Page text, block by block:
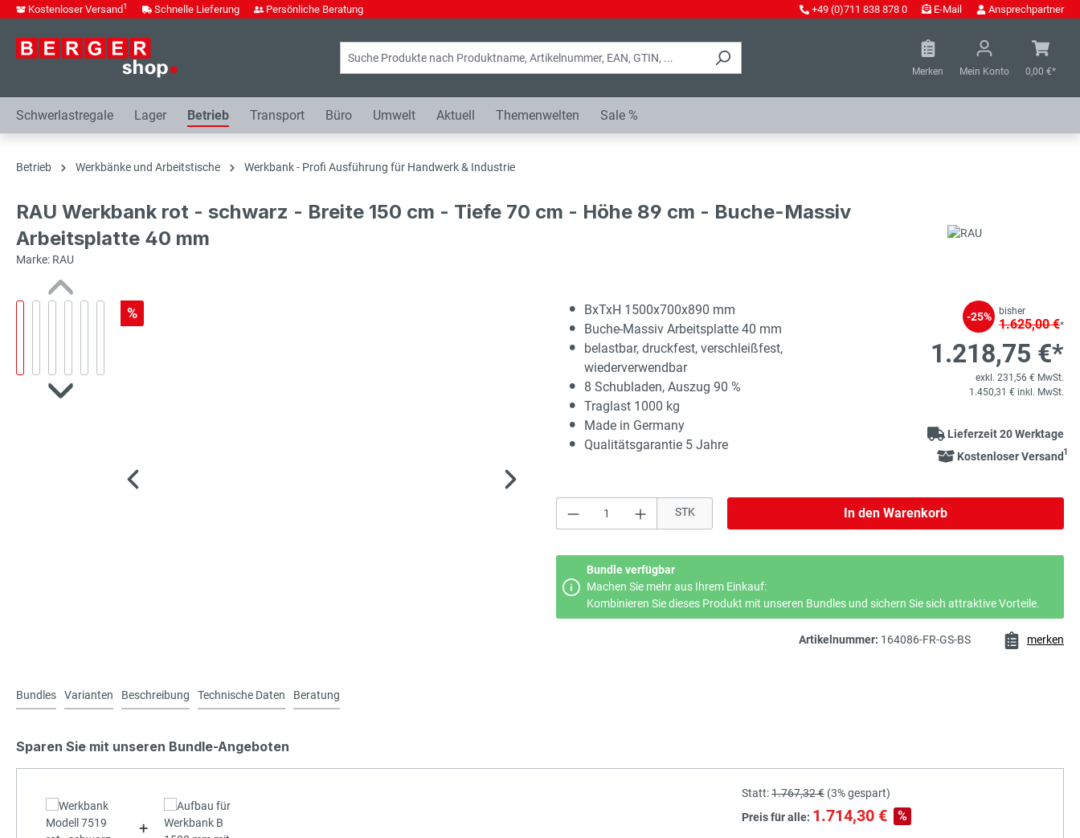
Zur Hauptnavigation springen
Kostenloser Versand1 Schnelle Lieferung Persönliche Beratung +49 (0)711 838 878 0 E-Mail Ansprechpartner
Merken Mein Konto 0,00 €*
Schwerlastregale Lager Betrieb Transport Büro Umwelt Aktuell Themenwelten Sale %
Betrieb Werkbänke und Arbeitstische Werkbank - Profi Ausführung für Handwerk & Industrie
RAU Werkbank rot - schwarz - Breite 150 cm - Tiefe 70 cm - Höhe 89 cm - Buche-Massiv
Arbeitsplatte 40 mm
Marke: RAU
%
BxTxH 1500x700x890 mm
Buche-Massiv Arbeitsplatte 40 mm
belastbar, druckfest, verschleißfest,
wiederverwendbar
8 Schubladen, Auszug 90 %
Traglast 1000 kg
Made in Germany
Qualitätsgarantie 5 Jahre
-25% bisher
1.625,00 €*
1.218,75 €*
exkl. 231,56 € MwSt.
1.450,31 € inkl. MwSt.
Lieferzeit 20 Werktage
Kostenloser Versand1
Produkt Anzahl: Gib den gewünschten Wert ein oder
STK In den Warenkorb
Bundle verfügbar
Machen Sie mehr aus Ihrem Einkauf:
Kombinieren Sie dieses Produkt mit unseren Bundles und sichern Sie sich attraktive Vorteile.
Artikelnummer: 164086-FR-GS-BS merken
Bundles Varianten Beschreibung Technische Daten Beratung
Sparen Sie mit unseren Bundle-Angeboten
+
Statt:1.767,32 € (3%gespart)
Preis für alle: 1.714,30 € %